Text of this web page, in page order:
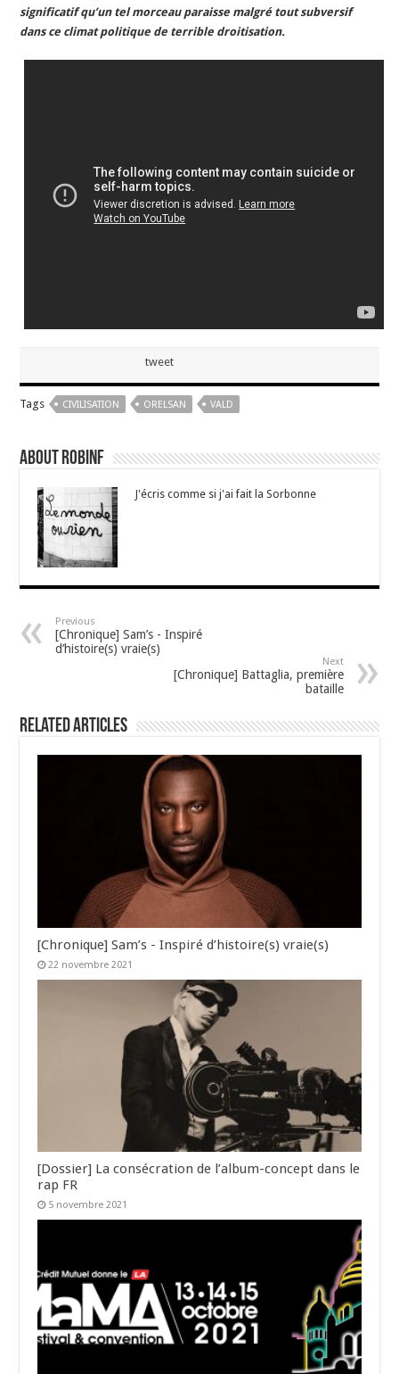
significatif qu’un tel morceau paraisse malgré tout subversif
dans ce climat politique de terrible droitisation.
tweet
Tags CIVILISATION ORELSAN VALD
About robinf
J'écris comme si j'ai fait la Sorbonne
Previous
[Chronique] Sam’s - Inspiré
d’histoire(s) vraie(s)
Next
[Chronique] Battaglia, première
bataille
Related Articles
[Chronique] Sam’s - Inspiré d’histoire(s) vraie(s)
22 novembre 2021
[Dossier] La consécration de l’album-concept dans le
rap FR
5 novembre 2021